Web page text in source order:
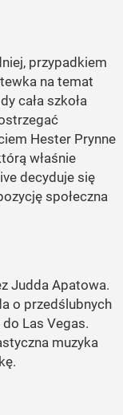
przypadkiem
na temat
cała szkoła
Hester Prynne
właśnie
decyduje się
społeczna
Judda Apatowa.
o przedślubnych
Las Vegas.
muzyka